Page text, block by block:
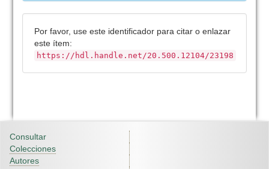
Por favor, use este identificador para citar o enlazar
este ítem:
https://hdl.handle.net/20.500.12104/23198
Consultar
Colecciones
Autores